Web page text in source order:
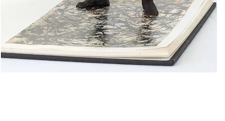
Sam
Mai
2022
28
Jeu
Juil
2022
Exposition proposée par Karine
Rougier et Nina Leger